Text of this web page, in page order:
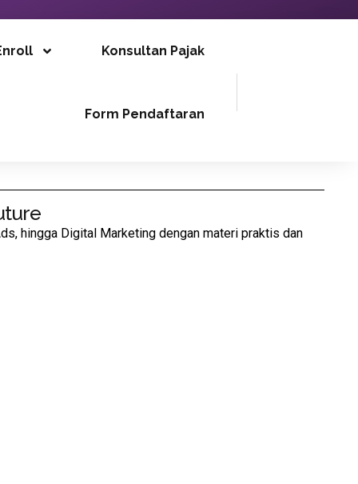
Konsultan Pajak
Form Pendaftaran
hingga Digital Marketing dengan materi praktis dan